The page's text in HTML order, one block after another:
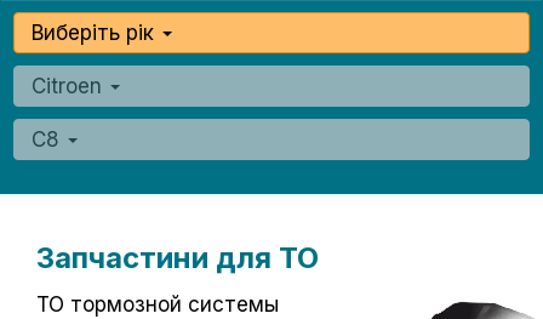
Виберіть рік
Citroen
C8
Запчастини для ТО
ТО тормозной системы